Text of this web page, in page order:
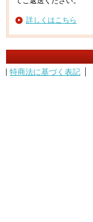
詳しくはこちら
特商法に基づく表記